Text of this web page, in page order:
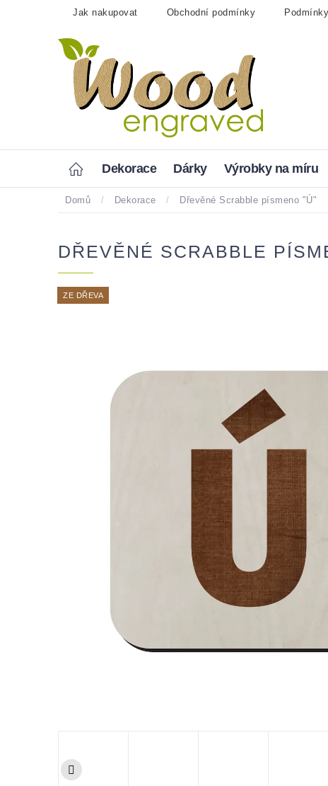
Jak nakupovat Obchodní podmínky
Home Dekorace Dárky Výrobky na míru
Domů / Dekorace / Dřevěné Scrabble písmeno "Ú"
DŘEVĚNÉ SCRABBLE
ZE DŘEVA